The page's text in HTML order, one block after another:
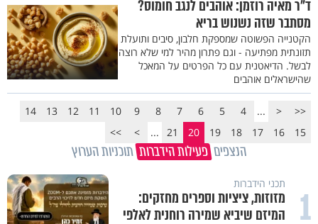
ד"ר מאיה רוזמן: אוהבים לנגב חומוס?
מסתבר שזה נשנוש בריא
הקטנייה הפשוטה שמספקת חלבון, סיבים ותועלת
תזונתית מפתיעה - וגם פתרון מהיר למי שלא רוצה
לבשל. הדיאטנית עם כל הפרטים על המאכל
שהישראלים אוהבים
<<
<
...
4
5
6
7
8
9
10
11
12
13
14
15
16
17
18
19
20
21
...
>
>>
הנצפים פעילות הידברות תוכניות הערוץ
1 תכני הידברות
מזוזות, ציציות וספרים מחזקים:
המיזם שיביא שמירה רוחנית לאלפי